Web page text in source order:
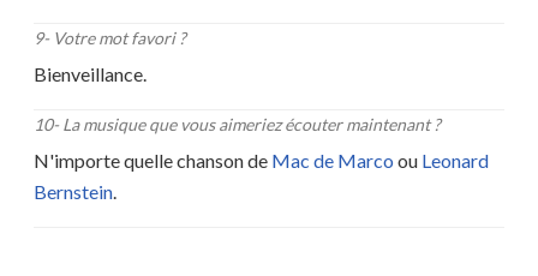
9- Votre mot favori ?
Bienveillance.
10-La musique que vous aimeriez écouter maintenant ?
N'importe quelle chanson de Mac de Marco ou Leonard
Bernstein